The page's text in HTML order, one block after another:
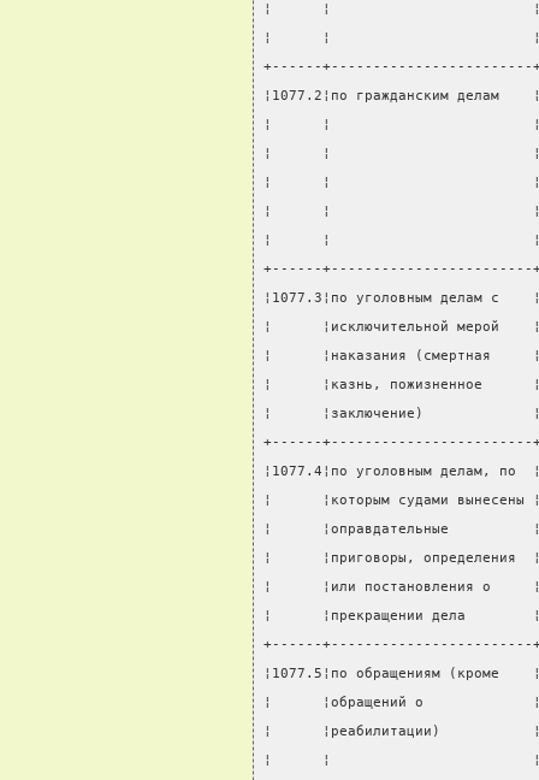
¦      ¦                        ¦
¦      ¦                        ¦
+------+------------------------
¦1077.2¦по гражданским
¦      ¦                        ¦
¦      ¦                        ¦
¦      ¦                        ¦
¦      ¦                        ¦
¦      ¦                        ¦
+------+------------------------
¦1077.3¦по уголовным
¦      ¦исключительной
¦      ¦наказания
¦      ¦казнь,
¦      ¦заключение)
+------+------------------------
¦1077.4¦по уголовным
¦      ¦которым судами
¦      ¦оправдательные
¦      ¦приговоры,
¦      ¦или постановления
¦      ¦прекращении
+------+------------------------
¦1077.5¦по обращениям
¦      ¦обращений о
¦      ¦реабилитации)
¦      ¦                        ¦